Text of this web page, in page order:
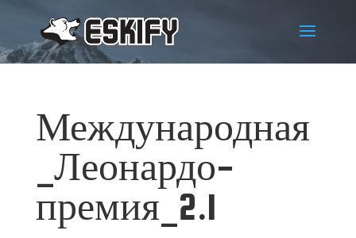
Международная
_Леонардо-
премия_2.1